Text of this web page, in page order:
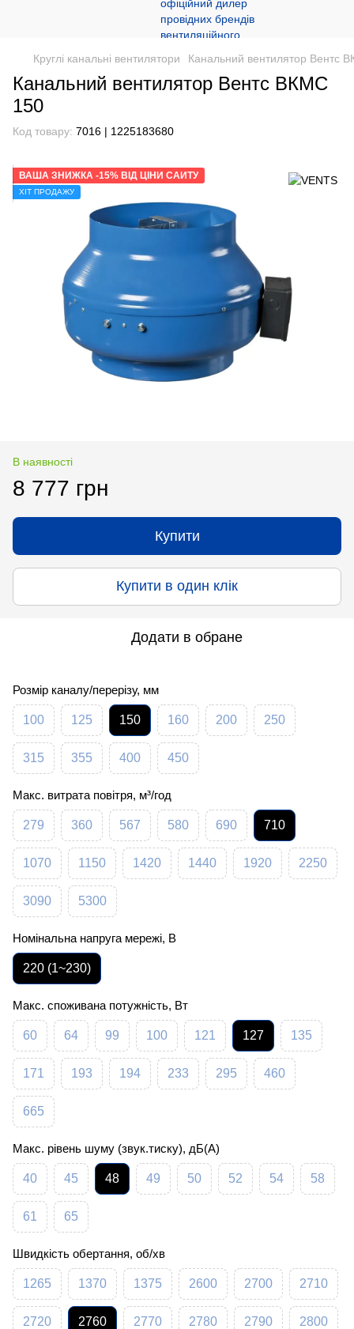
Круглі канальні вентилятори Канальний вентилятор Вентс
Канальний вентилятор Вентс ВКМС
150
Код товару: 7016 | 1225183680
ВАША ЗНИЖКА -15% ВІД ЦІНИ САЙТУ
ХІТ ПРОДАЖУ
В наявності
8 777 грн
Купити
Купити в один клік
Додати в обране
Розмір каналу/перерізу, мм
100 125 150 160 200 250
315 355 400 450
Макс. витрата повітря, м³/год
279 360 567 580 690 710
1070 1150 1420 1440 1920 2250
3090 5300
Номінальна напруга мережі, В
220 (1~230)
Макс. споживана потужність, Вт
60 64 99 100 121 127 135
171 193 194 233 295 460
665
Макс. рівень шуму (звук.тиску), дБ(А)
40 45 48 49 50 52 54 58
61 65
Швидкість обертання, об/хв
1265 1370 1375 2600 2700 2710
2720 2760 2770 2780 2790 2800